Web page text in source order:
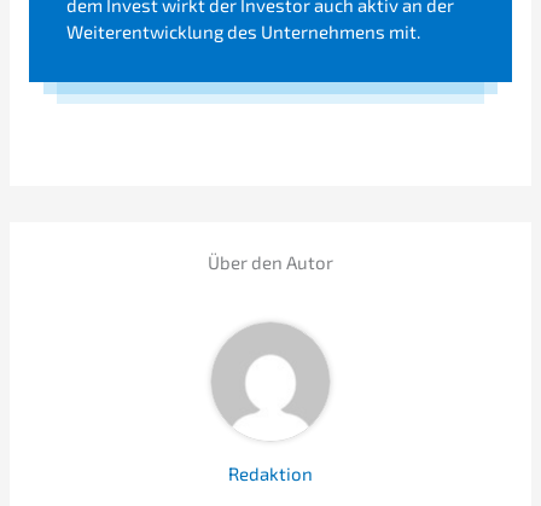
dem Invest wirkt der Inves­tor auch aktiv an der
Weiter­ent­wick­lung des Unter­neh­mens mit.
Über den Autor
Redaktion